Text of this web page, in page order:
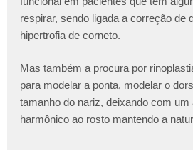
respirar, sendo ligada a correção de
hipertrofia de corneto.
Mas também a procura por
para modelar a ponta, modelar o
tamanho do nariz, deixando com um
harmônico ao rosto mantendo a